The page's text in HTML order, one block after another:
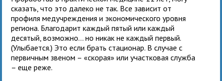
сказать, что это далеко не так. Все зависит от
профиля медучреждения и экономического уровня
региона. Благодарит каждый пятый или каждый
десятый, возможно… но никак не каждый первый.
(Улыбается.) Это если брать стационар. В случае с
первичным звеном – «скорая» или участковая служба
– еще реже.